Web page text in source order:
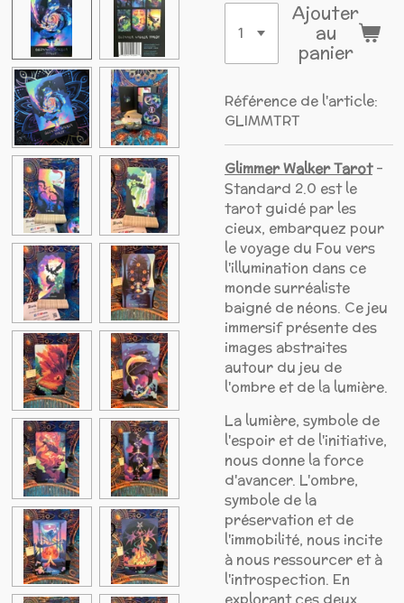
Ajouter
au
panier
Référence de l'article:
GLIMMTRT
Glimmer Walker Tarot-
Standard 2.0 est le
tarot guidé par les
cieux, embarquez pour
le voyage du Fou vers
l'illumination dans ce
monde surréaliste
baigné de néons. Ce jeu
immersif présente des
images abstraites
autour du jeu de
l'ombre et de la lumière.
La lumière, symbole de
l'espoir et de l'initiative,
nous donne la force
d'avancer. L'ombre,
symbole de la
préservation et de
l'immobilité, nous incite
à nous ressourcer et à
l'introspection. En
explorant ces deux